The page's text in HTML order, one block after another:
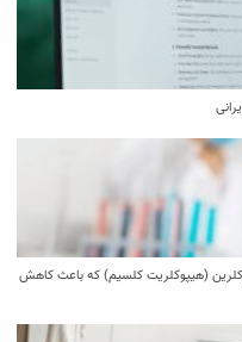
پرکلرین (هیپوکلریت کلسیم) که باعث کاهش